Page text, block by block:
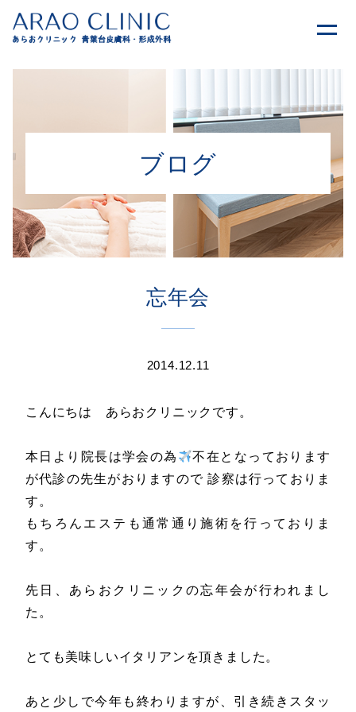
ブログ
忘年会
2014.12.11
こんにちは あらおクリニックです。
本日より院長は学会の為
不在となっております
が代診の先生がおりますので 診察は行っておりま
す。
もちろんエステも通常通り施術を行っておりま
す。
先日、あらおクリニックの忘年会が行われまし
た。
とても美味しいイタリアンを頂きました。
あと少しで今年も終わりますが、引き続きスタッ